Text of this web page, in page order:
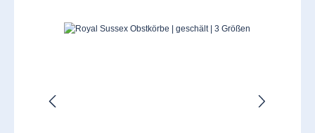
Bildergalerie überspringen